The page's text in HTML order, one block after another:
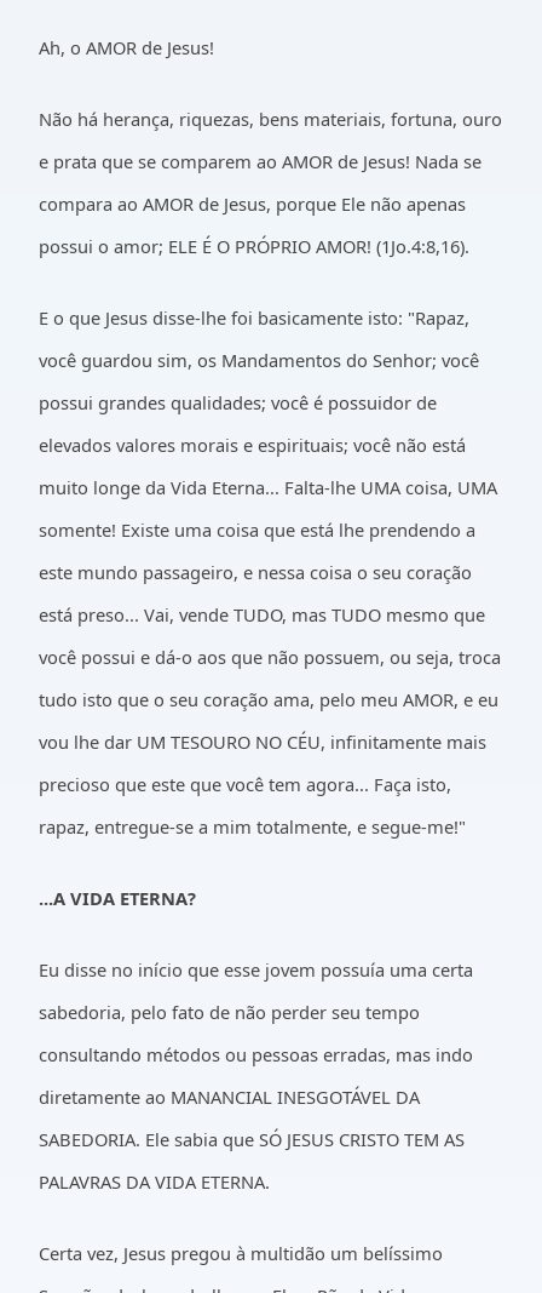
Ah, o AMOR de Jesus!
Não há herança, riquezas, bens materiais, fortuna, ouro
e prata que se comparem ao AMOR de Jesus! Nada se
compara ao AMOR de Jesus, porque Ele não apenas
possui o amor; ELE É O PRÓPRIO AMOR! (1Jo.4:8,16).
E o que Jesus disse-lhe foi basicamente isto: "Rapaz,
você guardou sim, os Mandamentos do Senhor; você
possui grandes qualidades; você é possuidor de
elevados valores morais e espirituais; você não está
muito longe da Vida Eterna... Falta-lhe UMA coisa, UMA
somente! Existe uma coisa que está lhe prendendo a
este mundo passageiro, e nessa coisa o seu coração
está preso... Vai, vende TUDO, mas TUDO mesmo que
você possui e dá-o aos que não possuem, ou seja, troca
tudo isto que o seu coração ama, pelo meu AMOR, e eu
vou lhe dar UM TESOURO NO CÉU, infinitamente mais
precioso que este que você tem agora... Faça isto,
rapaz, entregue-se a mim totalmente, e segue-me!"
...A VIDA ETERNA?
Eu disse no início que esse jovem possuía uma certa
sabedoria, pelo fato de não perder seu tempo
consultando métodos ou pessoas erradas, mas indo
diretamente ao MANANCIAL INESGOTÁVEL DA
SABEDORIA. Ele sabia que SÓ JESUS CRISTO TEM AS
PALAVRAS DA VIDA ETERNA.
Certa vez, Jesus pregou à multidão um belíssimo